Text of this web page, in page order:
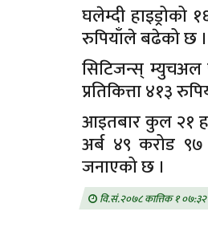
घलेम्दी हाइड्रोको
रुपियाँले बढेको छ ।
सिटिजन्स् म्युचअल
प्रतिकित्ता ४१३
आइतबार कुल २१
अर्ब ४९ करोड
जनाएको छ ।
वि.सं.२०७८ कात्तिक १ ०७:३२